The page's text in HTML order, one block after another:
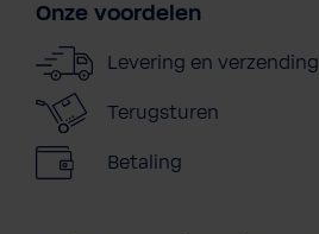
Onze voordelen
Levering en verzending
Terugsturen
Betaling